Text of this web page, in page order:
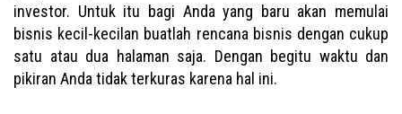
investor. Untuk itu bagi Anda yang baru akan memulai
bisnis kecil-kecilan buatlah rencana bisnis dengan cukup
satu atau dua halaman saja. Dengan begitu waktu dan
pikiran Anda tidak terkuras karena hal ini.